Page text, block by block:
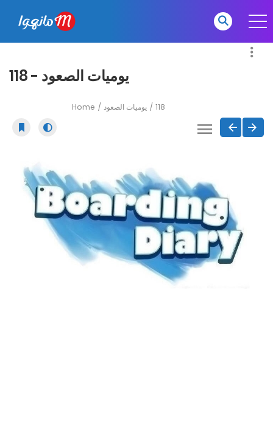
يوميات الصعود - 118
Home يوميات الصعود 118